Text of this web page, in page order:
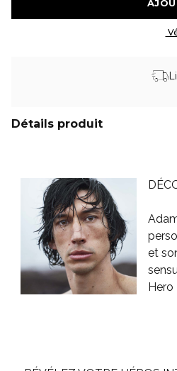
Détails produit
et
Hero